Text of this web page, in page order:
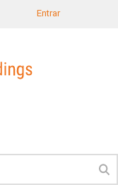
Entrar